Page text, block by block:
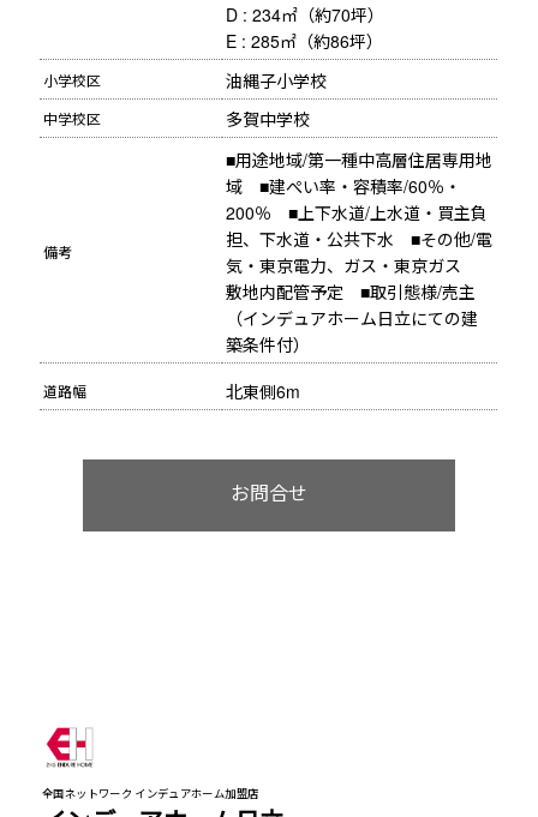
D : 234㎡（約70坪）
E : 285㎡（約86坪）
小学校区 油縄子小学校
中学校区 多賀中学校
備考
■用途地域/第一種中高層住居専用地
域　■建ぺい率・容積率/60％・
200％　■上下水道/上水道・買主負
担、下水道・公共下水　■その他/電
気・東京電力、ガス・東京ガス
敷地内配管予定　■取引態様/売主
（インデュアホーム日立にての建
築条件付）
道路幅 北東側6m
お問合せ
全国ネットワーク インデュアホーム加盟店